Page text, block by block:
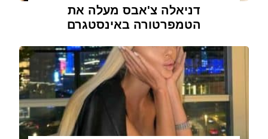
דניאלה צ'אבס מעלה את
הטמפרטורה באינסטגרם